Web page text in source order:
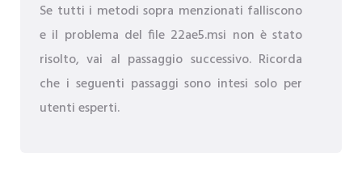
Se tutti i metodi sopra menzionati falliscono
e il problema del file 22ae5.msi non è stato
risolto, vai al passaggio successivo. Ricorda
che i seguenti passaggi sono intesi solo per
utenti esperti.